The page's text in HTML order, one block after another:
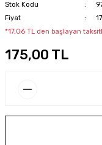
Stok Kodu
Fiyat
*17,06 TL den başlayan
175,00 TL